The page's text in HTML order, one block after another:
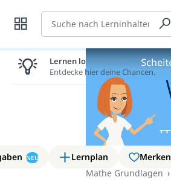
Suche
NEU Lernplan Merken
Mathe Grundlagen
Lernen lohnt sich!
Entdecke hier deine Chancen.